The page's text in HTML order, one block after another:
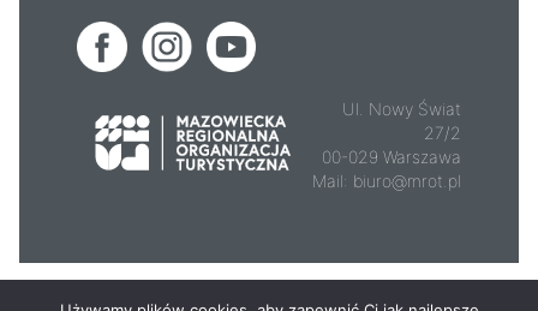
Ul. Nowy Świat
27/2
00-029 Warszawa
Mail: biuro@mrot.pl